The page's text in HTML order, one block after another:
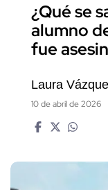
¿Qué se
alumno
fue
Laura
10 de abril de 2026